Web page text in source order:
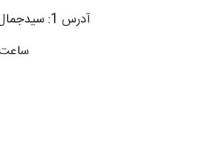
آدرس 1: سیدجمال الدین اسدآبادی (یوسف آباد) – نبش کوچه هفتم – پلاک 31 – واحد 8
ساعت